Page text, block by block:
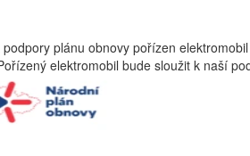
plánu obnovy pořízen
elektromobil bude sloužit k naší